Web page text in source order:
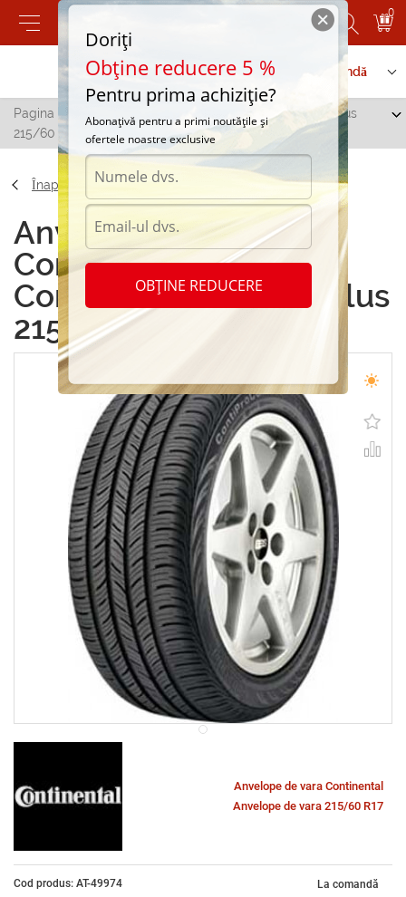
0
Contactați-ne Serviciu de comandă
Pagina principală
Continental ContiProContact EcoPlus
215/60 R17 96T
Înapoi
Anvelope de vara
Continental
ContiProContact EcoPlus
215/60 R17 96T
Anvelope de vara Continental
Anvelope de vara 215/60 R17
Cod produs: AT-49974 La comandă
Doriți
Obține reducere 5 %
Pentru prima achiziție?
Abonațivă pentru a primi noutățile și
ofertele noastre exclusive
OBȚINE REDUCERE